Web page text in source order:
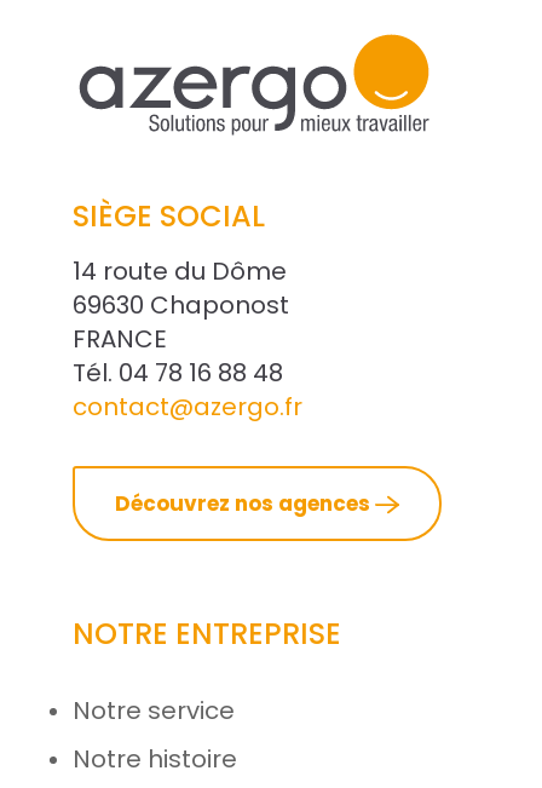
SIÈGE SOCIAL
14 route du Dôme
69630 Chaponost
FRANCE
Tél. 04 78 16 88 48
contact@azergo.fr
Découvrez nos agences
NOTRE ENTREPRISE
Notre service
Notre histoire